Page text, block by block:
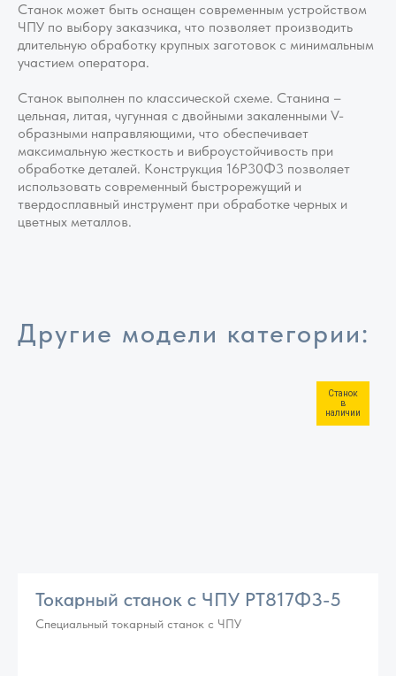
Станок может быть оснащен современным устройством
ЧПУ по выбору заказчика, что позволяет производить
длительную обработку крупных заготовок с минимальным
участием оператора.
Станок выполнен по классической схеме. Станина –
цельная, литая, чугунная с двойными закаленными V-
образными направляющими, что обеспечивает
максимальную жесткость и виброустойчивость при
обработке деталей. Конструкция 16Р30Ф3 позволяет
использовать современный быстрорежущий и
твердосплавный инструмент при обработке черных и
цветных металлов.
Другие модели категории:
Станок
в
наличии
Токарный станок с ЧПУ РТ817Ф3-5
Специальный токарный станок с ЧПУ